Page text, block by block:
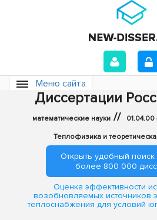
Меню сайта
Диссертации
математические науки //
Теплофизика и
Открыть удобный поиск
более 800 000
Оценка эффективности
возобновляемых источников
теплоснабжения для условий